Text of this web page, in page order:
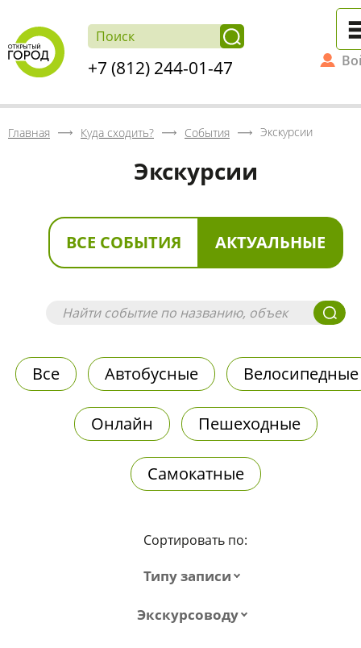
+7 (812) 244-01-47
Главная Куда сходить? События Экскурсии
Экскурсии
ВСЕ СОБЫТИЯ АКТУАЛЬНЫЕ
Все Автобусные Велосипедные
Онлайн Пешеходные
Самокатные
Сортировать по:
Типу записи
Экскурсоводу